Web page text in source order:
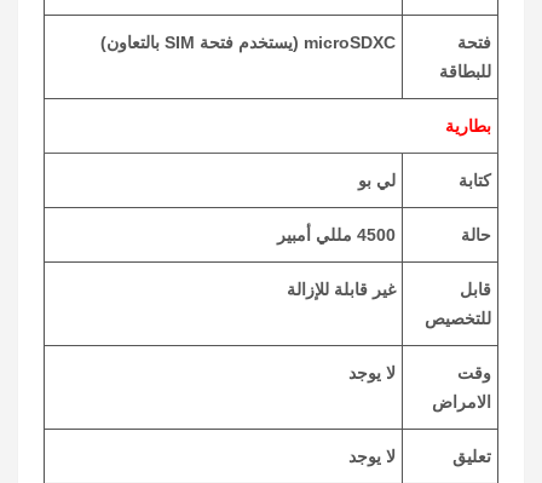
فتحة
للبطاقة
microSDXC (يستخدم فتحة SIM بالتعاون)
بطارية
كتابة لي بو
حالة 4500 مللي أمبير
قابل
للتخصيص
غير قابلة للإزالة
وقت
الامراض
لا يوجد
تعليق لا يوجد